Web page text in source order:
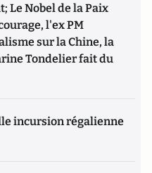
Le Nobel de la Paix
l'ex PM
sur la Chine, la
Tondelier fait du
incursion régalienne